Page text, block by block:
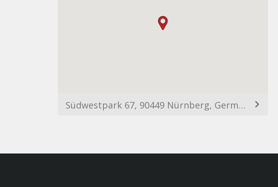
Südwestpark 67, 90449 Nürnberg, Germany